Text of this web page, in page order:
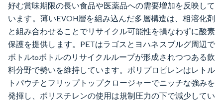
好む賞味期限の長い食品や医薬品への需要増加を反映して
います。薄いEVOH層を組み込んだ多層構造は、相溶化剤
と組み合わせることでリサイクル可能性を損なわずに酸素
保護を提供します。PETはラゴスとヨハネスブルグ周辺で
ボトルtoボトルのリサイクルループが形成されつつある飲
料分野で勢いを維持しています。ポリプロピレンはレトル
トパウチとフリップトップクロージャーでニッチな強みを
発揮し、ポリスチレンの使用は規制圧力の下で減少してい